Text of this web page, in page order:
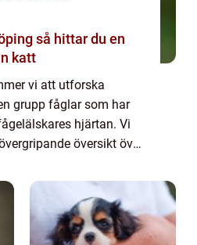
du en
katt
vi att utforska
grupp fåglar som har
hjärtan. Vi
översikt över
kvantitat...